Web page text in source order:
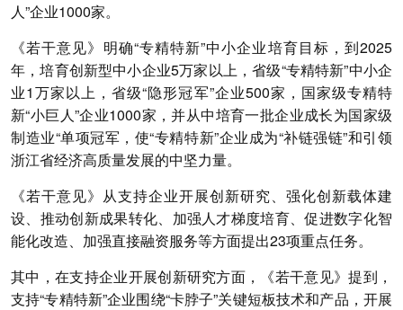
人”企业1000家。
《若干意见》明确“专精特新”中小企业培育目标，到2025
年，培育创新型中小企业5万家以上，省级“专精特新”中小企
业1万家以上，省级“隐形冠军”企业500家，国家级专精特
新“小巨人”企业1000家，并从中培育一批企业成长为国家级
制造业“单项冠军，使“专精特新”企业成为“补链强链”和引领
浙江省经济高质量发展的中坚力量。
《若干意见》从支持企业开展创新研究、强化创新载体建
设、推动创新成果转化、加强人才梯度培育、促进数字化智
能化改造、加强直接融资服务等方面提出23项重点任务。
其中，在支持企业开展创新研究方面，《若干意见》提到，
支持“专精特新”企业围绕“卡脖子”关键短板技术和产品，开展